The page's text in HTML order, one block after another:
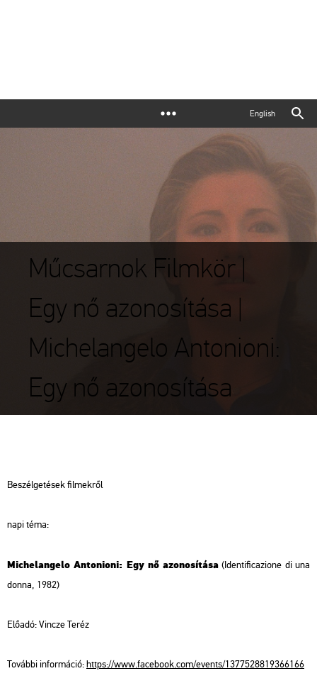
English
Műcsarnok Filmkör |
Egy nő azonosítása |
Michelangelo Antonioni:
Egy nő azonosítása
Be­szél­ge­té­sek fil­mek­ről
napi téma:
Mi­che­lan­ge­lo An­to­ni­o­ni: Egy nő azo­no­sí­tá­sa (Iden­ti­fi­caz­io­ne di una
donna, 1982)
Elő­adó:Vin­c­ze Teréz
To­váb­bi in­for­má­ció:https://​www.​fa­ce­book.​com/​events/​137​7528​8193​6616​6